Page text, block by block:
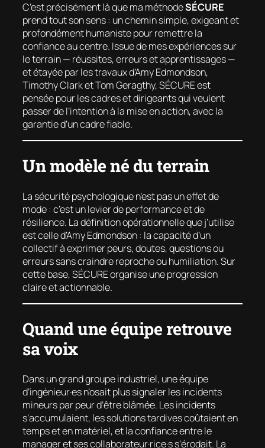
C’est précisément là que ma méthodeSÉCURE
prend tout son sens : un chemin simple, exigeant et
profondément humaniste pour remettre la
confiance au centre. Issue de mes expériences sur
le terrain — réussites, erreurs et apprentissages —
et étayée par les travaux d’Amy Edmondson,
Timothy Clark et Tom Geragthy, SÉCURE est
pensée pour les cadres et dirigeants qui veulent
passer de l’intention à la mise en action, avec la
garantie d’un cadre fiable.
Un modèle né du terrain
La sécurité psychologique n’est pas un effet de
mode : c’est un levier de performance et de
résilience. La définition opérationnelle que j’utilise
est celle d’Amy Edmondson : la capacité d’un
collectif à exprimer peurs, doutes, questions ou
erreurs sans craindre reproche ou humiliation. Sur
cette base, SÉCURE organise une progression
claire et actionnable.
Quand une équipe retrouve
sa voix
Dans un grand groupe industriel, une équipe
d’ingénieur·es n’osait plus signaler les incidents
mineurs par peur d’être blâmée. Les incidents
s’accumulaient, les solutions tardives coûtaient en
temps et en matériel, et la confiance entre le
manager et ses collaborateur·rice·s s’érodait. La